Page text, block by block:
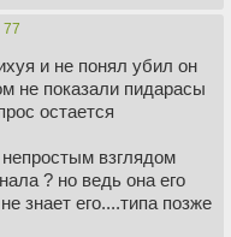
77
и не понял убил он
не показали пидарасы
остается
взглядом
? но ведь она его
знает его....типа позже